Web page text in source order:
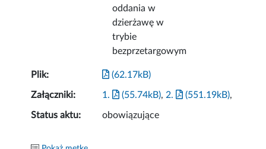
oddania w
dzierżawę w
trybie
bezprzetargowym
Plik: (62.17kB)
Załączniki: 1. (55.74kB), 2. (551.19kB),
Status aktu: obowiązujące